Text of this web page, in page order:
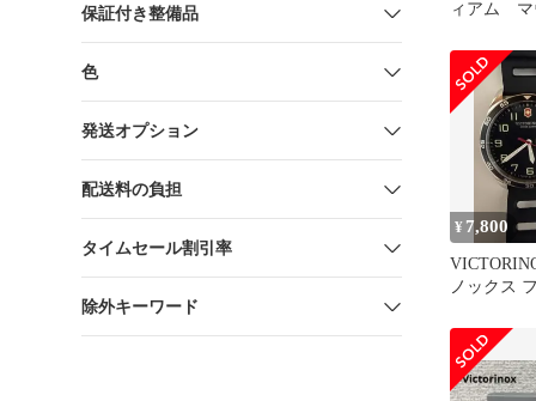
保証付き整備品
色
発送オプション
配送料の負担
タイムセール割引率
除外キーワード
ィアム
¥ 7,800
ノックス
れ